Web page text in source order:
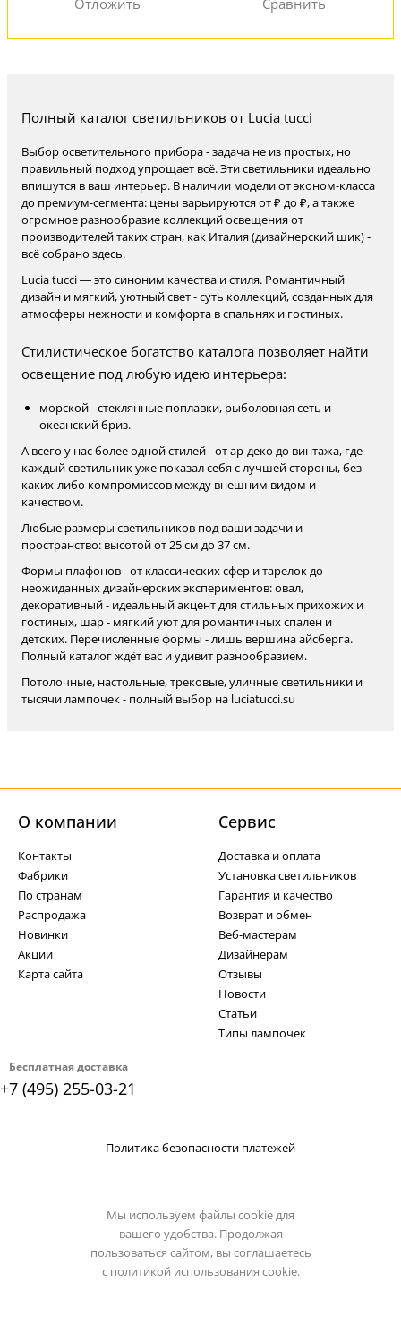
Полный каталог светильников от Lucia tucci
Выбор осветительного прибора - задача не из простых, но
правильный подход упрощает всё. Эти светильники идеально
впишутся в ваш интерьер. В наличии модели от эконом-класса
до премиум-сегмента: цены варьируются от ₽ до ₽, а также
огромное разнообразие коллекций освещения от
производителей таких стран, как Италия (дизайнерский шик) -
всё собрано здесь.
Lucia tucci — это синоним качества и стиля. Романтичный
дизайн и мягкий, уютный свет - суть коллекций, созданных для
атмосферы нежности и комфорта в спальнях и гостиных.
Стилистическое богатство каталога позволяет найти
освещение под любую идею интерьера:
морской - стеклянные поплавки, рыболовная сеть и
океанский бриз.
А всего у нас более одной стилей - от ар-деко до винтажа, где
каждый светильник уже показал себя с лучшей стороны, без
каких-либо компромиссов между внешним видом и
качеством.
Любые размеры светильников под ваши задачи и
пространство: высотой от 25 см до 37 см.
Формы плафонов - от классических сфер и тарелок до
неожиданных дизайнерских экспериментов: овал,
декоративный - идеальный акцент для стильных прихожих и
гостиных, шар - мягкий уют для романтичных спален и
детских. Перечисленные формы - лишь вершина айсберга.
Полный каталог ждёт вас и удивит разнообразием.
Потолочные, настольные, трековые, уличные светильники и
тысячи лампочек - полный выбор на luciatucci.su
Бесплатная доставка
+7 (495) 255-03-21
О компании
Контакты
Фабрики
По странам
Распродажа
Новинки
Акции
Карта сайта
Cервис
Доставка и оплата
Установка светильников
Гарантия и качество
Возврат и обмен
Веб-мастерам
Дизайнерам
Отзывы
Новости
Статьи
Типы лампочек
Политика безопасности платежей
Мы используем файлы cookie для
вашего удобства. Продолжая
пользоваться сайтом, вы соглашаетесь
с политикой использования cookie.